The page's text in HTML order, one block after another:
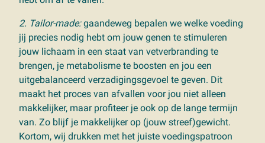
2. Tailor-made:gaandeweg bepalen we welke voeding
jij precies nodig hebt om jouw genen te stimuleren
jouw lichaam in een staat van vetverbranding te
brengen, je metabolisme te boosten en jou een
uitgebalanceerd verzadigingsgevoel te geven. Dit
maakt het proces van afvallen voor jou niet alleen
makkelijker, maar profiteer je ook op de lange termijn
van. Zo blijf je makkelijker op (jouw streef)gewicht.
Kortom, wij drukken met het juiste voedingspatroon